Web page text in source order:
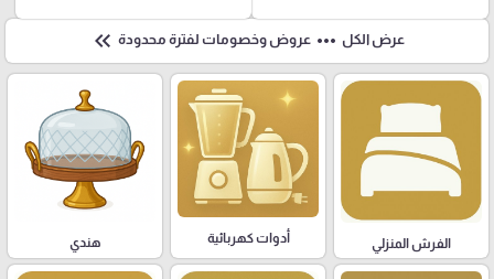
عرض الكل more_horiz عروض وخصومات لفترة محدودة keyboard_double_arrow_left
الفرش المنزلي أدوات كهربائية هندي